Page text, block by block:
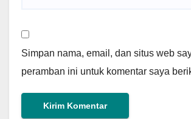
Simpan nama, email, dan situs web
peramban ini untuk komentar saya